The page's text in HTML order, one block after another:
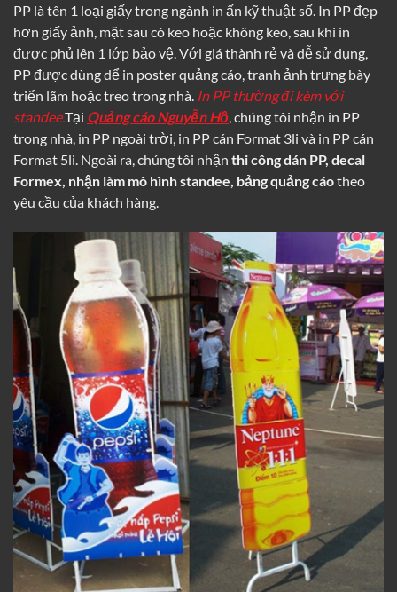
PP là tên 1 loại giấy trong ngành in ấn kỹ thuật số. In PP đẹp
hơn giấy ảnh, mặt sau có keo hoặc không keo, sau khi in
được phủ lên 1 lớp bảo vệ. Với giá thành rẻ và dễ sử dụng,
PP được dùng dể in poster quảng cáo, tranh ảnh trưng bày
triển lãm hoặc treo trong nhà. In PP thường đi kèm với
standee.Tại Quảng cáo Nguyễn Hồ , chúng tôi nhận in PP
trong nhà, in PP ngoài trời, in PP cán Format 3li và in PP cán
Format 5li. Ngoài ra, chúng tôi nhận thi công dán PP, decal
Formex, nhận làm mô hình standee, bảng quảng cáotheo
yêu cầu của khách hàng.